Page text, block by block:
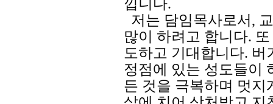
낍니다.
저는 담임목사로서,
많이 하려고 합니다.
도하고 기대합니다.
정점에 있는 성도들이
든 것을 극복하며 멋지